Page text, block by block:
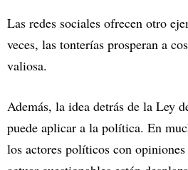
Las redes sociales ofrecen otro
veces, las tonterías prosperan a
valiosa.
Además, la idea detrás de la Ley
puede aplicar a la política. En
los actores políticos con